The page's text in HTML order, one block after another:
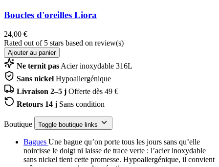
Boucles d'oreilles Liora
24,00 €
Rated out of 5 stars based on review(s)
Ajouter au panier
Ne ternit pas Acier inoxydable 316L
Sans nickel Hypoallergénique
Livraison 2–5 j Offerte dès 49 €
Retours 14 j Sans condition
Boutique Toggle boutique links
Bagues Une bague qu’on porte tous les jours sans qu’elle
noircisse le doigt ni laisse de trace verte : l’acier inoxydable
sans nickel tient cette promesse. Hypoallergénique, il convient